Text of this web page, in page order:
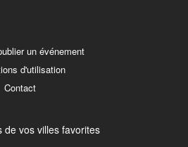
un événement
d'utilisation
Contact
de vos villes favorites